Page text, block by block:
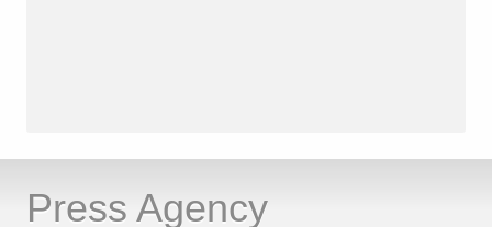
Press Agency